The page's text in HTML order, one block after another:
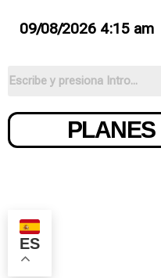
09/08/2026 4:15 am
PLANES
ES